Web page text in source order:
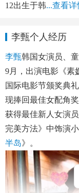
12出生于韩...查看详
李甄个人经历
李甄韩国女演员、
9月，出演电影《素
国际电影节颁奖典
现捧回最佳女配角
获得最佳新人女演
完美方法》中饰演
半岛》。